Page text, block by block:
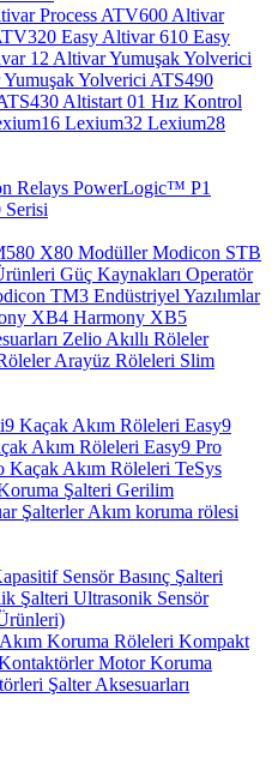
Process ATV600 Altivar
Easy Altivar 610 Easy
12 Altivar Yumuşak Yolverici
Yolverici ATS490
Altistart 01 Hız Kontrol
Lexium32 Lexium28
Relays PowerLogic™ P1
Serisi
X80 ModüllerModicon STB
Güç Kaynakları Operatör
TM3 Endüstriyel Yazılımlar
XB4 Harmony XB5
Zelio Akıllı Röleler
Arayüz Röleleri Slim
Kaçak Akım Röleleri Easy9
Akım Röleleri Easy9 Pro
Kaçak Akım Röleleri TeSys
Şalteri Gerilim
ŞalterlerAkım koruma rölesi
SensörBasınç Şalteri
Şalteri Ultrasonik Sensör
Koruma Röleleri Kompakt
Motor Koruma
Şalter Aksesuarları